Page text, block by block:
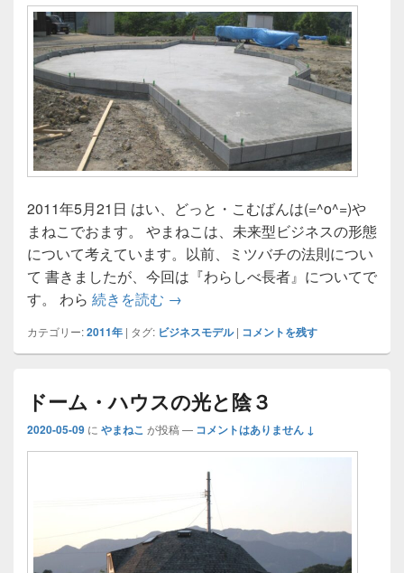
2011年5月21日 はい、どっと・こむばんは(=^o^=)や
まねこでおます。 やまねこは、未来型ビジネスの形態
について考えています。以前、ミツバチの法則につい
て 書きましたが、今回は『わらしべ長者』についてで
す。 わら 続きを読む わらしべ長者と未来型ビジネス
→
カテゴリー:2011年 | タグ: ビジネスモデル | コメントを残す
ドーム・ハウスの光と陰３
2020-05-09 に やまねこ が投稿 — コメントはありません ↓